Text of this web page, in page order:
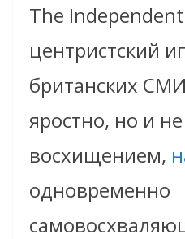
The
центристский
британских
яростно, но и
восхищением,
одновременно